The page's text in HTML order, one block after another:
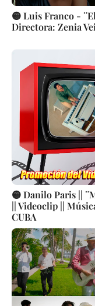
🟡 Luis Franco -
Directora: Zenia
🟡 Danilo Paris ||
|| Videoclip ||
CUBA